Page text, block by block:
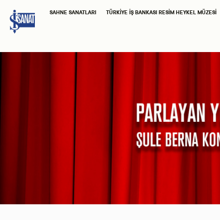
SAHNE SANATLARI TÜRKIYE İŞ BANKASI RESIM HEYKEL MÜZESI